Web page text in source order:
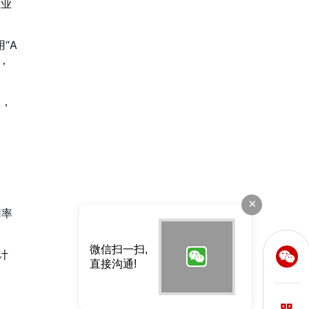
“A
×
微信扫一扫,
直接沟通!